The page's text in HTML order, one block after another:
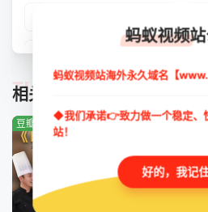
第20260722期
第20260728期
相关推荐
TUIJIAN
豆瓣:7.0分 豆瓣:8.0分
蚂蚁视频
蚂蚁视频站海外永久域名【
◆我们承诺👉致力做一个稳定、
站！
好的，我记